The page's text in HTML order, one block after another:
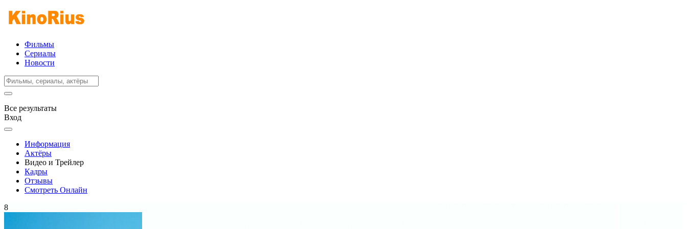
Фильмы
Сериалы
Новости
Все результаты
Вход
Информация
Актёры
Видео и Трейлер
Кадры
Отзывы
Смотреть Онлайн
8